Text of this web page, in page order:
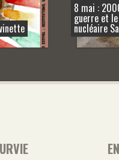
8 mai :
guerre et
nucléaire